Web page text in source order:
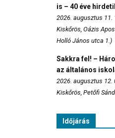
is – 40 éve
2026. augusztus 11.
Kiskőrös, Oázis
Holló János utca 1.)
Sakkra fel! –
az általános
2026. augusztus 12.
Kiskőrös, Petőfi
Időjárás